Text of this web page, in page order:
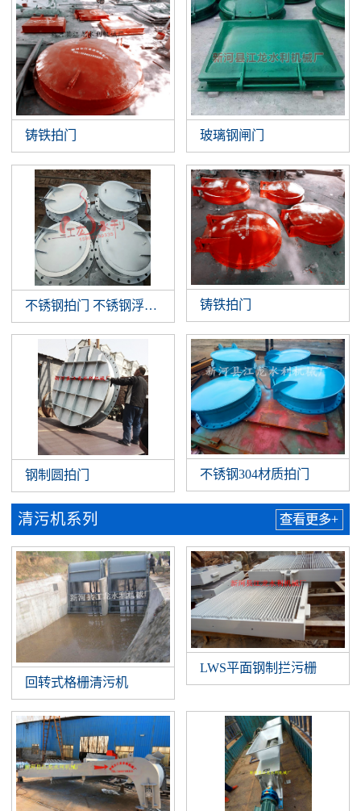
铸铁拍门 玻璃钢闸门
不锈钢拍门 不锈钢浮箱拍门 钢制拍门厂家批发
铸铁拍门
钢制圆拍门 不锈钢304材质拍门
清污机系列 查看更多+
回转式格栅清污机
LWS平面钢制拦污栅